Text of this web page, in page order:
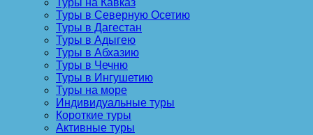
Туры на Кавказ
Туры в Северную Осетию
Туры в Дагестан
Туры в Адыгею
Туры в Абхазию
Туры в Чечню
Туры в Ингушетию
Туры на море
Индивидуальные туры
Короткие туры
Активные туры